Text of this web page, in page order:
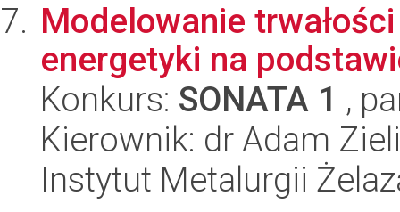
Modelowanie
energetyki na
Konkurs: SONATA 1 ,
Kierownik: dr Adam
Instytut Metalurgii